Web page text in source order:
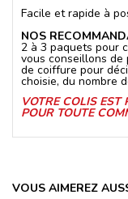
Facile et rapide à
NOS
2 à 3 paquets pour
vous conseillons
de coiffure pour
choisie, du nombre
VOTRE COLIS EST
POUR TOUTE
VOUS AIMEREZ